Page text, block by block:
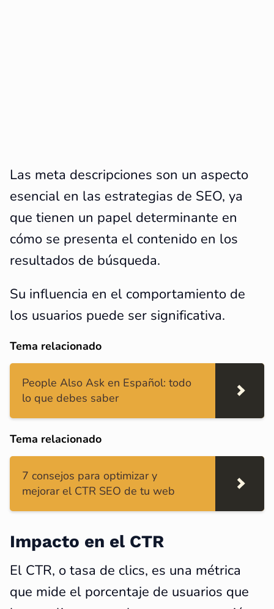
Las meta descripciones son un aspecto
esencial en las estrategias de SEO, ya
que tienen un papel determinante en
cómo se presenta el contenido en los
resultados de búsqueda.
Su influencia en el comportamiento de
los usuarios puede ser significativa.
Tema relacionado
People Also Ask en Español: todo
lo que debes saber
Tema relacionado
7 consejos para optimizar y
mejorar el CTR SEO de tu web
Impacto en el CTR
El CTR, o tasa de clics, es una métrica
que mide el porcentaje de usuarios que